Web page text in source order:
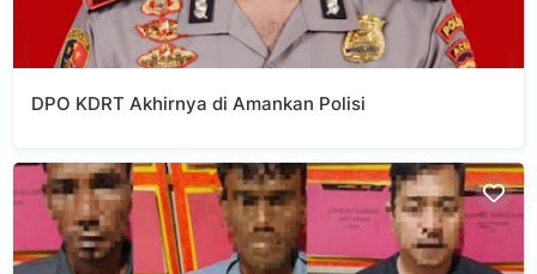
DPO KDRT Akhirnya di Amankan Polisi